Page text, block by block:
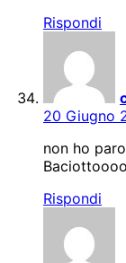
Rispondi
20 Giugno
non ho
Rispondi